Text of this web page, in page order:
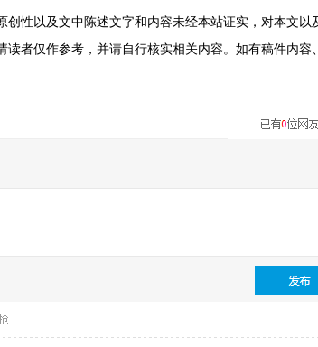
性以及文中陈述文字和内容未经本站证实，对本文以
者仅作参考，并请自行核实相关内容。如有稿件内容